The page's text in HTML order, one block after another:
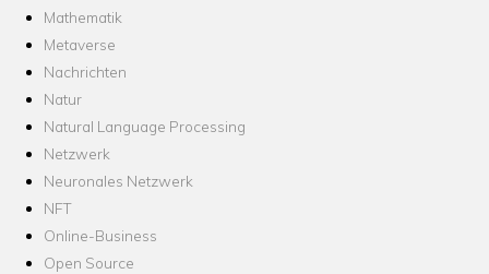
Mathematik
Metaverse
Nachrichten
Natur
Natural Language Processing
Netzwerk
Neuronales Netzwerk
NFT
Online-Business
Open Source